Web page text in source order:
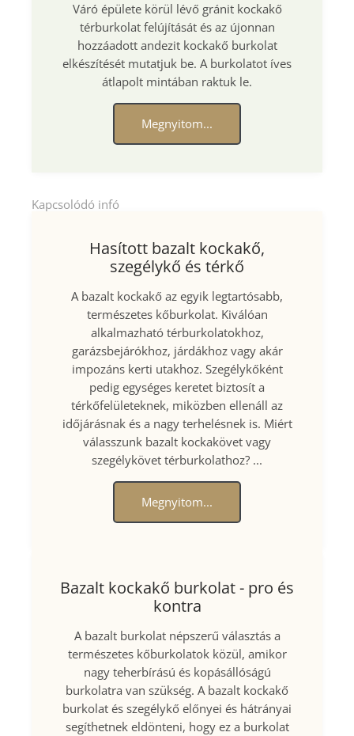
Váró épülete körül lévő gránit kockakő
térburkolat felújítását és az újonnan
hozzáadott andezit kockakő burkolat
elkészítését mutatjuk be. A burkolatot íves
átlapolt mintában raktuk le.
Megnyitom...
Kapcsolódó infó
Hasított bazalt kockakő,
szegélykő és térkő
A bazalt kockakő az egyik legtartósabb,
természetes kőburkolat. Kiválóan
alkalmazható térburkolatokhoz,
garázsbejárókhoz, járdákhoz vagy akár
impozáns kerti utakhoz. Szegélykőként
pedig egységes keretet biztosít a
térkőfelületeknek, miközben ellenáll az
időjárásnak és a nagy terhelésnek is. Miért
válasszunk bazalt kockakövet vagy
szegélykövet térburkolathoz? ...
Megnyitom...
Bazalt kockakő burkolat - pro és
kontra
A bazalt burkolat népszerű választás a
természetes kőburkolatok közül, amikor
nagy teherbírású és kopásállóságú
burkolatra van szükség. A bazalt kockakő
burkolat és szegélykő előnyei és hátrányai
segíthetnek eldönteni, hogy ez a burkolat